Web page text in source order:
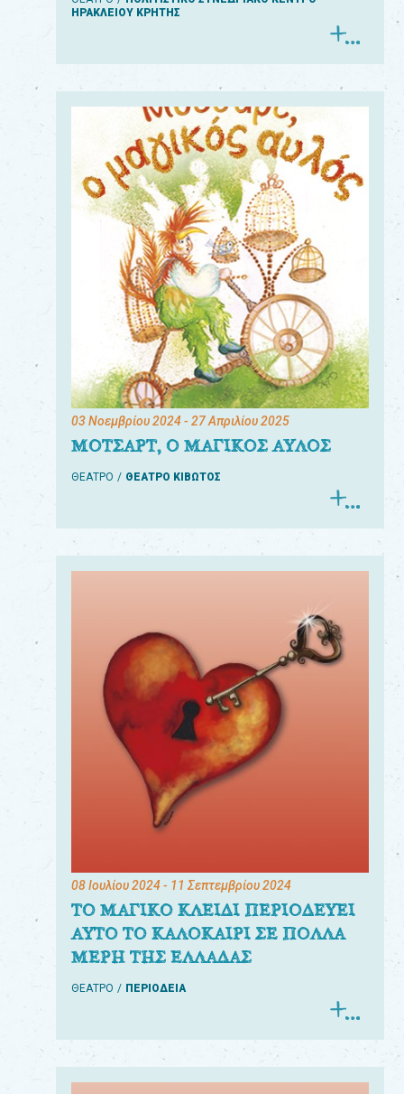
ΗΡΑΚΛΕΙΟΥ ΚΡΗΤΗΣ
03 Νοεμβρίου 2024- 27 Απριλίου 2025
ΜΟΤΣΑΡΤ, Ο ΜΑΓΙΚΟΣ ΑΥΛΟΣ
ΘΕΑΤΡΟ ΘΕΑΤΡΟ ΚΙΒΩΤΟΣ
08 Ιουλίου 2024- 11 Σεπτεμβρίου 2024
ΤΟ ΜΑΓΙΚΟ ΚΛΕΙΔΙ ΠΕΡΙΟΔΕΥΕΙ
ΑΥΤΟ ΤΟ ΚΑΛΟΚΑΙΡΙ ΣΕ ΠΟΛΛΑ
ΜΕΡΗ ΤΗΣ ΕΛΛΑΔΑΣ
ΘΕΑΤΡΟ ΠΕΡΙΟΔΕΙΑ